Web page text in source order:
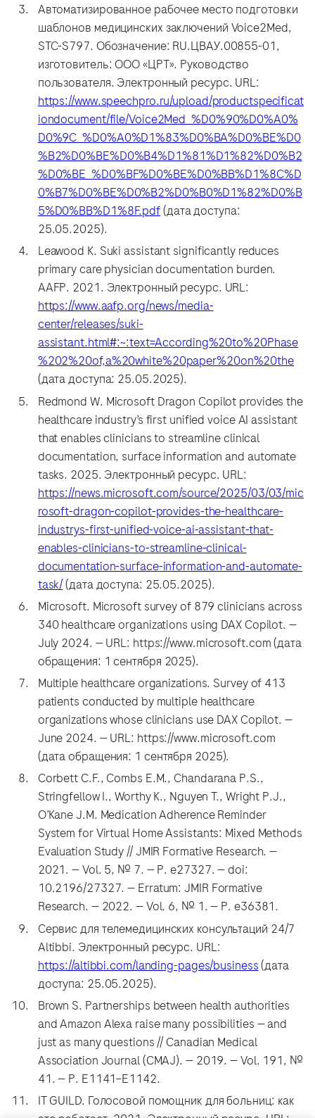
Автоматизированное рабочее место подготовки
шаблонов медицинских заключений Voice2Med,
STC-S797. Обозначение: RU.ЦВАУ.00855-01,
изготовитель: ООО «ЦРТ». Руководство
пользователя. Электронный ресурс. URL:
https://www.speechpro.ru/upload/productspecificat
iondocument/file/Voice2Med_%D0%90%D0%A0%
D0%9C_%D0%A0%D1%83%D0%BA%D0%BE%D0
%B2%D0%BE%D0%B4%D1%81%D1%82%D0%B2
%D0%BE_%D0%BF%D0%BE%D0%BB%D1%8C%D
0%B7%D0%BE%D0%B2%D0%B0%D1%82%D0%B
5%D0%BB%D1%8F.pdf(дата доступа:
25.05.2025).
Leawood K. Suki assistant significantly reduces
primary care physician documentation burden.
AAFP. 2021. Электронный ресурс. URL:
https://www.aafp.org/news/media-
center/releases/suki-
assistant.html#:~:text=According%20to%20Phase
%202%20of,a%20white%20paper%20on%20the
(дата доступа: 25.05.2025).
Redmond W. Microsoft Dragon Copilot provides the
healthcare industry’s first unified voice AI assistant
that enables clinicians to streamline clinical
documentation, surface information and automate
tasks. 2025. Электронный ресурс. URL:
https://news.microsoft.com/source/2025/03/03/mic
rosoft-dragon-copilot-provides-the-healthcare-
industrys-first-unified-voice-ai-assistant-that-
enables-clinicians-to-streamline-clinical-
documentation-surface-information-and-automate-
task/(дата доступа: 25.05.2025).
Microsoft. Microsoft survey of 879 clinicians across
340 healthcare organizations using DAX Copilot. —
July 2024. — URL: https://www.microsoft.com (дата
обращения: 1 сентября 2025).
Multiple healthcare organizations. Survey of 413
patients conducted by multiple healthcare
organizations whose clinicians use DAX Copilot. —
June 2024. — URL: https://www.microsoft.com
(дата обращения: 1 сентября 2025).
Corbett C.F., Combs E.M., Chandarana P.S.,
Stringfellow I., Worthy K., Nguyen T., Wright P.J.,
O’Kane J.M. Medication Adherence Reminder
System for Virtual Home Assistants: Mixed Methods
Evaluation Study // JMIR Formative Research. —
2021. — Vol. 5, № 7. — P. e27327. — doi:
10.2196/27327. — Erratum: JMIR Formative
Research. — 2022. — Vol. 6, № 1. — P. e36381.
Сервис для телемедицинских консультаций 24/7
Altibbi. Электронный ресурс. URL:
https://altibbi.com/landing-pages/business(дата
доступа: 25.05.2025).
Brown S. Partnerships between health authorities
and Amazon Alexa raise many possibilities — and
just as many questions // Canadian Medical
Association Journal (CMAJ). — 2019. — Vol. 191, №
41. — P. E1141–E1142.
IT GUILD. Голосовой помощник для больниц: как